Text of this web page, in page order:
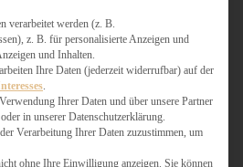
TÖRTCHEN
VEGAN SÜSS
WEIHNACHTSBÄCKEREI
HERZHAFT
verarbeitet werden (z. B.
z. B. für personalisierte Anzeigen und
und Inhalten.
Ihre Daten (jederzeit widerrufbar) auf der
Ihrer Daten und über unsere Partner
oder in unserer Datenschutzerklärung.
Verarbeitung Ihrer Daten zuzustimmen, um
ohne Ihre Einwilligung anzeigen. Sie können